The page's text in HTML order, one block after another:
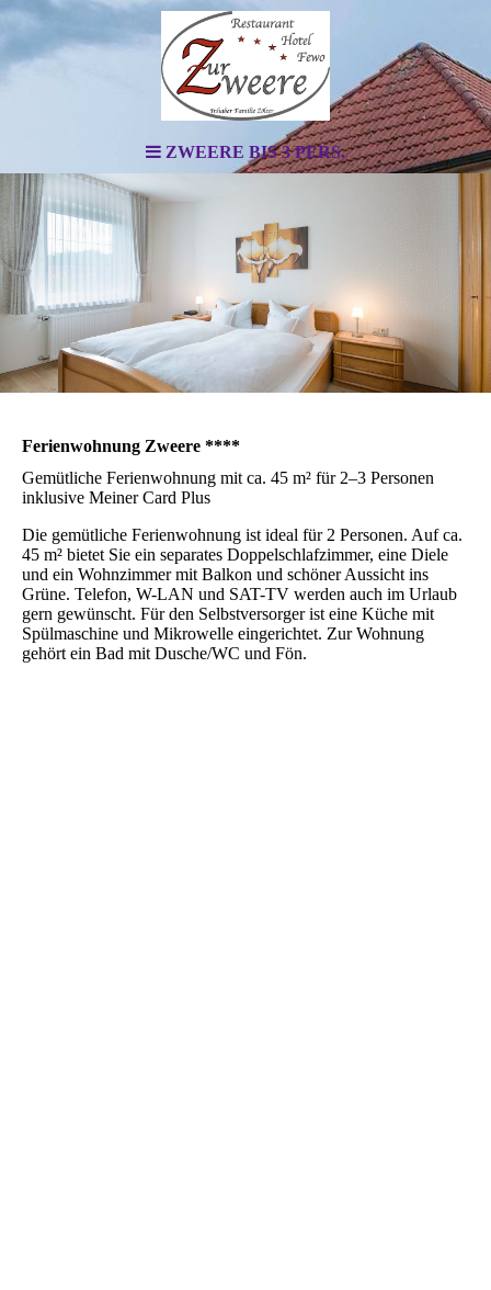
ZWEERE BIS 3 PERS.
Ferienwohnung Zweere ****
Gemütliche Ferienwohnung mit ca. 45 m² für 2–3 Personen
inklusive Meiner Card Plus
Die gemütliche Ferienwohnung ist ideal für 2 Personen. Auf ca.
45 m² bietet Sie ein separates Doppelschlafzimmer, eine Diele
und ein Wohnzimmer mit Balkon und schöner Aussicht ins
Grüne. Telefon, W-LAN und SAT-TV werden auch im Urlaub
gern gewünscht. Für den Selbstversorger ist eine Küche mit
Spülmaschine und Mikrowelle eingerichtet. Zur Wohnung
gehört ein Bad mit Dusche/WC und Fön.